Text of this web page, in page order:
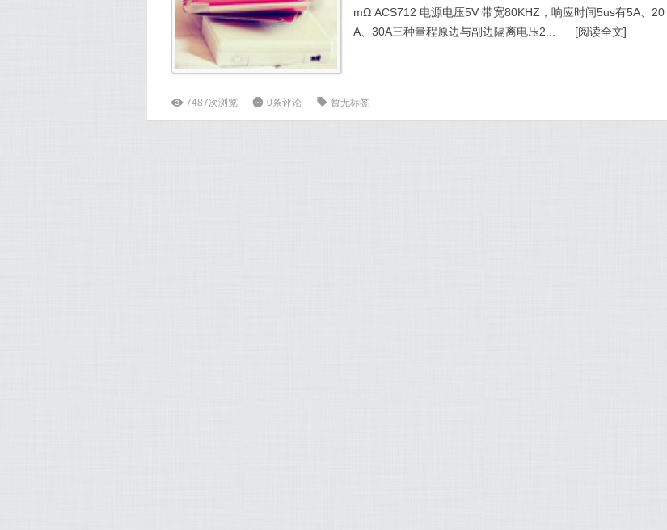
mΩ ACS712 电源电压5V 带宽80KHZ，响应时间5us有5A、20
A、30A三种量程原边与副边隔离电压2...
[阅读全文]
ė 7487次浏览 6 0条评论 0 暂无标签